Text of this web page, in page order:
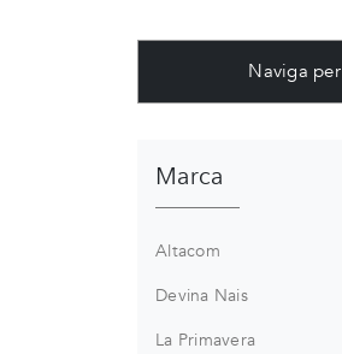
Naviga per
Marca
Altacom
Devina Nais
La Primavera